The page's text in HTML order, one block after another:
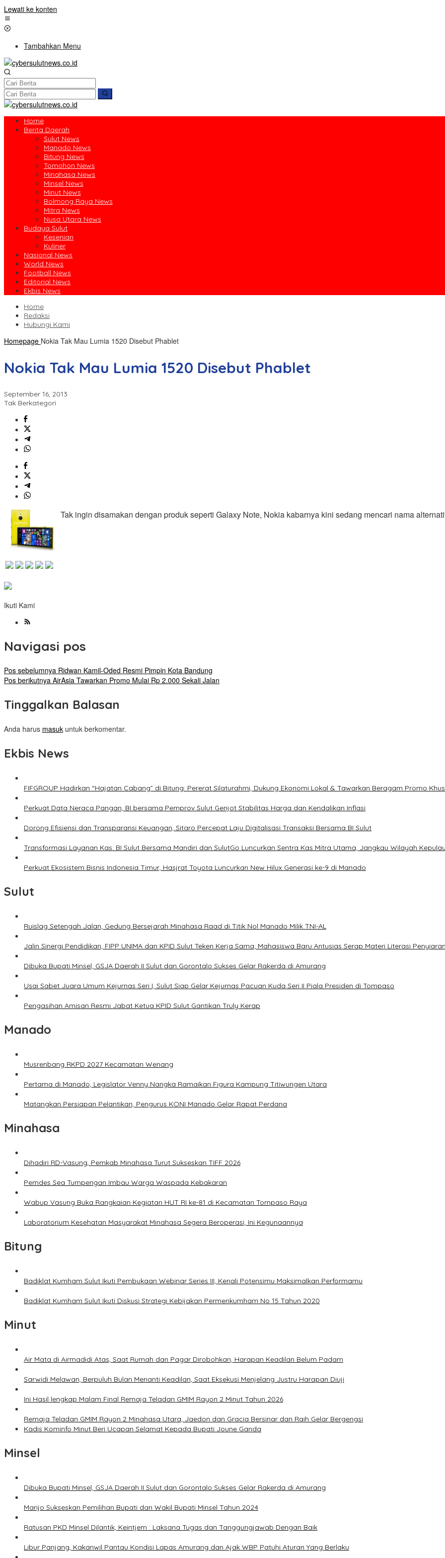
Lewati ke konten
Tambahkan Menu
Home
Berita Daerah
Sulut News
Manado News
Bitung News
Tomohon News
Minahasa News
Minsel News
Minut News
Bolmong Raya News
Mitra News
Nusa Utara News
Budaya Sulut
Kesenian
Kuliner
Nasional News
World News
Football News
Editorial News
Ekbis News
Home
Redaksi
Hubungi Kami
Homepage Nokia Tak Mau Lumia 1520 Disebut Phablet
Nokia Tak Mau Lumia 1520 Disebut Phablet
September 16, 2013
Tak Berkategori
Tak ingin disamakan dengan produk seperti Galaxy Note, Nokia kabarnya kini sedang mencari nama
Ikuti Kami
Navigasi pos
Pos sebelumnya Ridwan Kamil-Oded Resmi Pimpin Kota Bandung
Pos berikutnya AirAsia Tawarkan Promo Mulai Rp 2.000 Sekali Jalan
Tinggalkan Balasan
Anda harus masuk untuk berkomentar.
Ekbis News
FIFGROUP Hadirkan “Hajatan Cabang” di Bitung: Pererat Silaturahmi, Dukung Ekonomi Lokal & Tawarkan Beragam Promo
Perkuat Data Neraca Pangan, BI bersama Pemprov Sulut Genjot Stabilitas Harga dan Kendalikan Inflasi
Dorong Efisiensi dan Transparansi Keuangan, Sitaro Percepat Laju Digitalisasi Transaksi Bersama BI Sulut
Transformasi Layanan Kas: BI Sulut Bersama Mandiri dan SulutGo Luncurkan Sentra Kas Mitra Utama, Jangkau Wilayah
Perkuat Ekosistem Bisnis Indonesia Timur, Hasjrat Toyota Luncurkan New Hilux Generasi ke-9 di Manado
Sulut
Ruislag Setengah Jalan, Gedung Bersejarah Minahasa Raad di Titik Nol Manado Milik TNI-AL
Jalin Sinergi Pendidikan, FIPP UNIMA dan KPID Sulut Teken Kerja Sama; Mahasiswa Baru Antusias Serap Materi Literasi Penyiaran
Dibuka Bupati Minsel, GSJA Daerah II Sulut dan Gorontalo Sukses Gelar Rakerda di Amurang
Usai Sabet Juara Umum Kejurnas Seri I, Sulut Siap Gelar Kejurnas Pacuan Kuda Seri II Piala Presiden di Tompaso
Pengasihan Amisan Resmi Jabat Ketua KPID Sulut Gantikan Truly Kerap
Manado
Musrenbang RKPD 2027 Kecamatan Wenang
Pertama di Manado, Legislator Venny Nangka Ramaikan Figura Kampung Titiwungen Utara
Matangkan Persiapan Pelantikan, Pengurus KONI Manado Gelar Rapat Perdana
Minahasa
Dihadiri RD-Vasung, Pemkab Minahasa Turut Sukseskan TIFF 2026
Pemdes Sea Tumpengan Imbau Warga Waspada Kebakaran
Wabup Vasung Buka Rangkaian Kegiatan HUT RI ke-81 di Kecamatan Tompaso Raya
Laboratorium Kesehatan Masyarakat Minahasa Segera Beroperasi, Ini Kegunaannya
Bitung
Badiklat Kumham Sulut Ikuti Pembukaan Webinar Series III, Kenali Potensimu Maksimalkan Performamu
Badiklat Kumham Sulut Ikuti Diskusi Strategi Kebijakan Permenkumham No 15 Tahun 2020
Minut
Air Mata di Airmadidi Atas, Saat Rumah dan Pagar Dirobohkan, Harapan Keadilan Belum Padam
Sarwidi Melawan, Berpuluh Bulan Menanti Keadilan, Saat Eksekusi Menjelang Justru Harapan Diuji
Ini Hasil lengkap Malam Final Remaja Teladan GMIM Rayon 2 Minut Tahun 2026
Remaja Teladan GMIM Rayon 2 Minahasa Utara, Jaedon dan Gracia Bersinar dan Raih Gelar Bergengsi
Kadis Kominfo Minut Beri Ucapan Selamat Kepada Bupati Joune Ganda
Minsel
Dibuka Bupati Minsel, GSJA Daerah II Sulut dan Gorontalo Sukses Gelar Rakerda di Amurang
Marijo Sukseskan Pemilihan Bupati dan Wakil Bupati Minsel Tahun 2024
Ratusan PKD Minsel Dilantik, Keintjem : Laksana Tugas dan Tanggungjawab Dengan Baik
Libur Panjang, Kakanwil Pantau Kondisi Lapas Amurang dan Ajak WBP Patuhi Aturan Yang Berlaku